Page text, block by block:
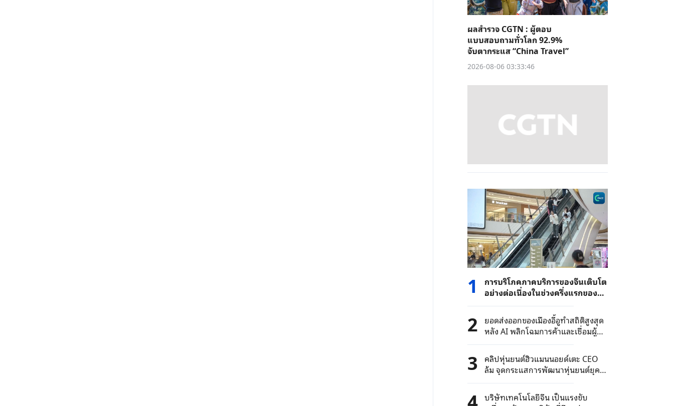
ผลสำรวจ CGTN : ผู้ตอบ
แบบสอบถามทั่วโลก 92.9%
จับตากระแส “China Travel”
2026-08-06 03:33:46
1
การบริโภคภาคบริการของจีนเติบโต
อย่างต่อเนื่องในช่วงครึ่งแรกของปี
2026 โดยมีมูลค่ารวมเกือบ 8.49
ล้านล้านหยวน
2 ยอดส่งออกของเมืองอี้อูทำสถิติสูงสุด
หลัง AI พลิกโฉมการค้าและเชื่อมผู้ซื้อ
ทั่วโลก
3 คลิปหุ่นยนต์ฮิวแมนนอยด์เตะ CEO
ล้ม จุดกระแสการพัฒนาหุ่นยนต์ยุค
ใหม่
บริษัทเทคโนโลยีจีน เป็นแรงขับ